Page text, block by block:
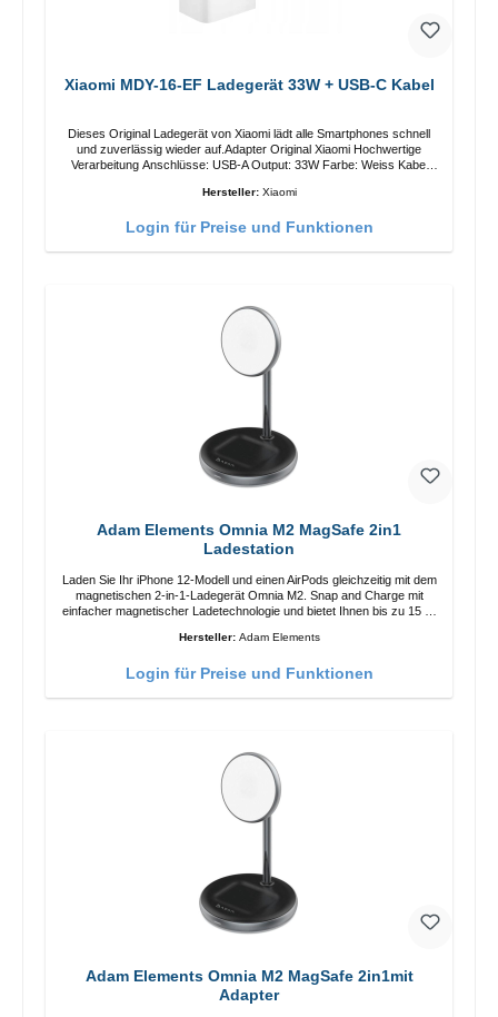
Xiaomi MDY-16-EF Ladegerät 33W + USB-C Kabel
Dieses Original Ladegerät von Xiaomi lädt alle Smartphones schnell
und zuverlässig wieder auf.Adapter Original Xiaomi Hochwertige
Verarbeitung Anschlüsse: USB-A Output: 33W Farbe: Weiss Kabel
Hersteller: Xiaomi
Login für Preise und Funktionen
Adam Elements Omnia M2 MagSafe 2in1
Ladestation
Laden Sie Ihr iPhone 12-Modell und einen AirPods gleichzeitig mit dem
magnetischen 2-in-1-Ladegerät Omnia M2. Snap and Charge mit
einfacher magnetischer Ladetechnologie und bietet Ihnen bis zu 15 W
ermöglicht das Design mit einstellbarem Ladewinkel eine einfache
Funktionen Kabellose Ladeleistung von bis zu 15 W für schnelles
Lade-LED-Anzeige
Hersteller: Adam Elements
Login für Preise und Funktionen
Adam Elements Omnia M2 MagSafe 2in1mit
Adapter